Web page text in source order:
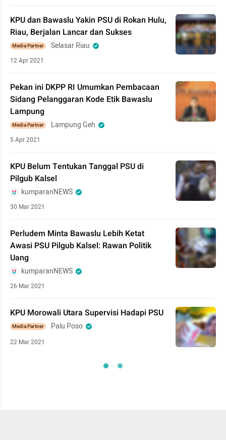
KPU dan Bawaslu Yakin PSU di Rokan Hulu,
Riau, Berjalan Lancar dan Sukses
Media Partner Selasar Riau
12 Apr 2021
Pekan ini DKPP RI Umumkan Pembacaan
Sidang Pelanggaran Kode Etik Bawaslu
Lampung
Media Partner Lampung Geh
5 Apr 2021
KPU Belum Tentukan Tanggal PSU di
Pilgub Kalsel
kumparanNEWS
30 Mar 2021
Perludem Minta Bawaslu Lebih Ketat
Awasi PSU Pilgub Kalsel: Rawan Politik
Uang
kumparanNEWS
26 Mar 2021
KPU Morowali Utara Supervisi Hadapi PSU
Media Partner Palu Poso
22 Mar 2021